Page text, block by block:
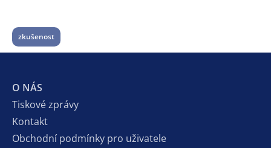
zkušenost
O NÁS
Tiskové zprávy
Kontakt
Obchodní podmínky pro uživatele